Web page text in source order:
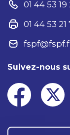
01 44 53 19
01 44 53 21
Suivez-nous